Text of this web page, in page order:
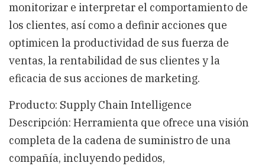
monitorizar e interpretar el comportamiento de
los clientes, así como a definir acciones que
optimicen la productividad de sus fuerza de
ventas, la rentabilidad de sus clientes y la
eficacia de sus acciones de marketing.
Producto: Supply Chain Intelligence
Descripción: Herramienta que ofrece una visión
completa de la cadena de suministro de una
compañía, incluyendo pedidos,